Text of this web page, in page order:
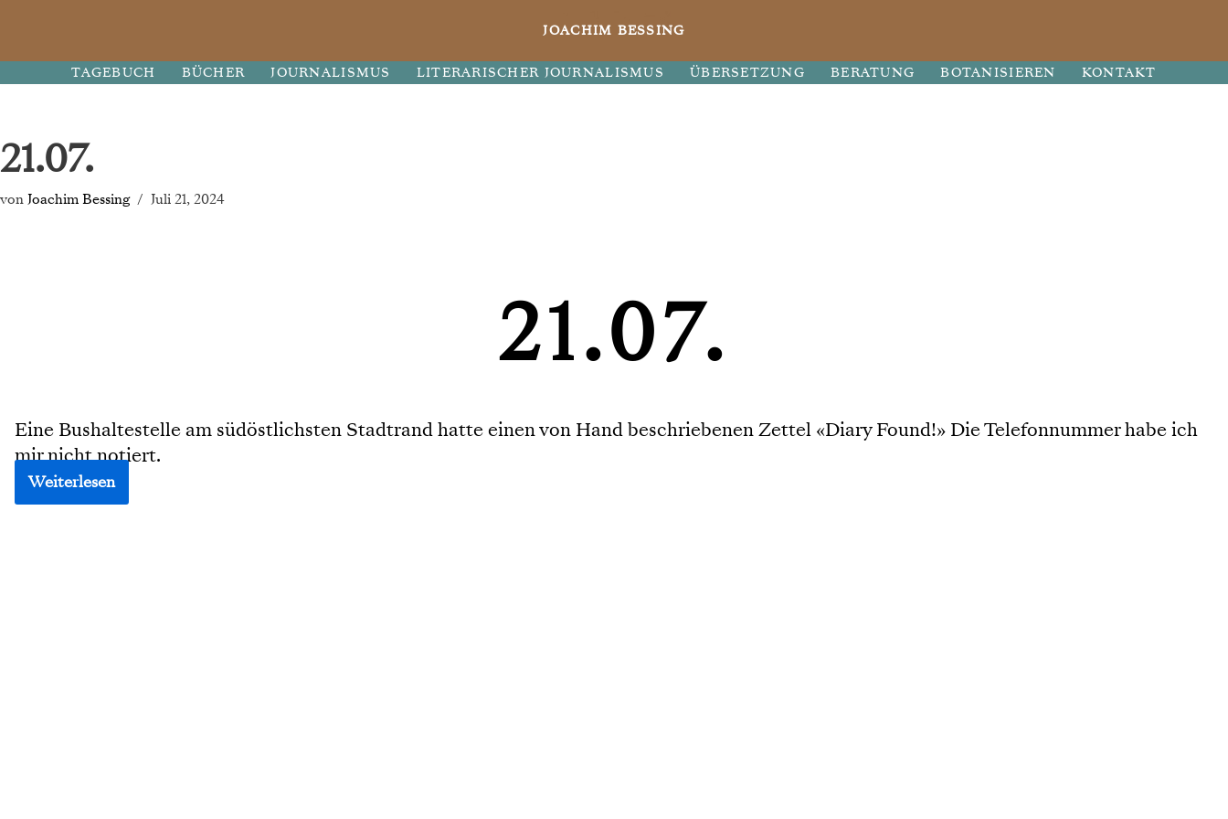
JOACHIM BESSING
TAGEBUCH BÜCHER JOURNALISMUS LITERARISCHER JOURNALISMUS ÜBERSETZUNG BERATUNG BOTANISIEREN KONTAKT
21.07.
vonJoachim Bessing Juli 21, 2024
21.07.
Eine Bushaltestelle am südöstlichsten Stadtrand hatte einen von Hand beschriebenen Zettel «Diary Found!» Die Telefonnummer habe ich
mir nicht notiert.
Weiterlesen